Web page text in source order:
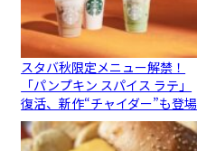
スタバ秋限定メニュー解禁！
「パンプキン スパイス ラテ」
復活、新作“チャイダー”も登場